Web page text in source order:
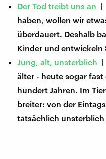
Der Tod treibt uns an |
haben, wollen wir
überdauert. Deshalb
Kinder und entwickeln
Jung, alt, unsterblich |
älter - heute sogar
hundert Jahren. Im
breiter: von der
tatsächlich unsterblich